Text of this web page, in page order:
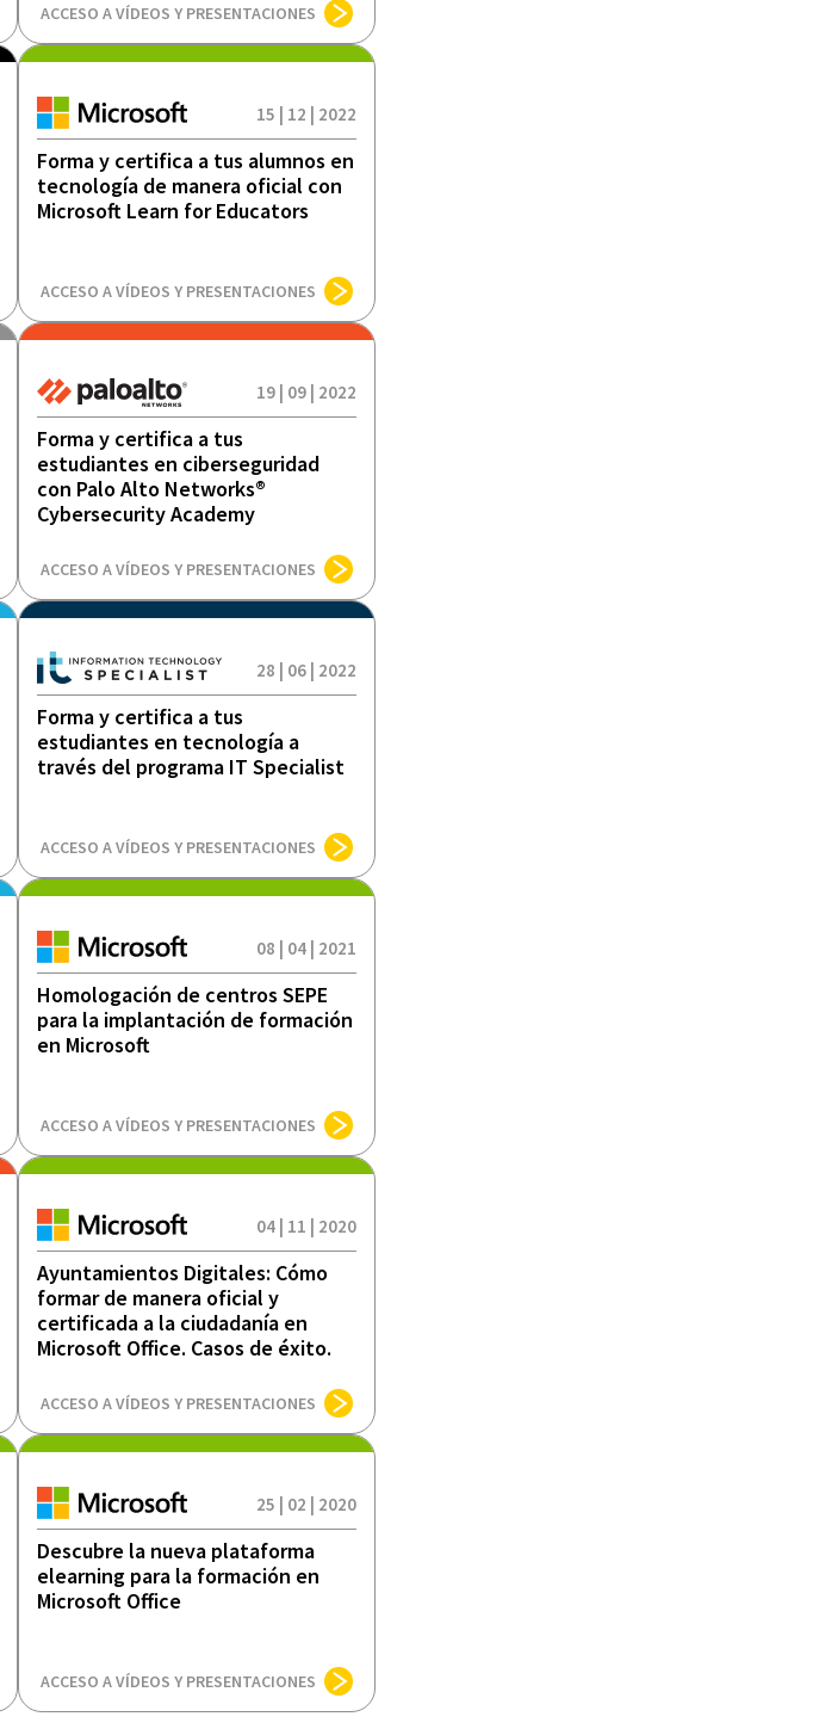
ACCESO A VÍDEOS Y PRESENTACIONES
15 | 12 | 2022
Forma y certifica a tus alumnos en
tecnología de manera oficial con
Microsoft Learn for Educators
ACCESO A VÍDEOS Y PRESENTACIONES
19 | 09 | 2022
Forma y certifica a tus
estudiantes en ciberseguridad
con Palo Alto Networks®
Cybersecurity Academy
ACCESO A VÍDEOS Y PRESENTACIONES
28 | 06 | 2022
Forma y certifica a tus
estudiantes en tecnología a
través del programa IT Specialist
ACCESO A VÍDEOS Y PRESENTACIONES
08 | 04 | 2021
Homologación de centros SEPE
para la implantación de formación
en Microsoft
ACCESO A VÍDEOS Y PRESENTACIONES
04 | 11 | 2020
Ayuntamientos Digitales: Cómo
formar de manera oficial y
certificada a la ciudadanía en
Microsoft Office. Casos de éxito.
ACCESO A VÍDEOS Y PRESENTACIONES
25 | 02 | 2020
Descubre la nueva plataforma
elearning para la formación en
Microsoft Office
ACCESO A VÍDEOS Y PRESENTACIONES